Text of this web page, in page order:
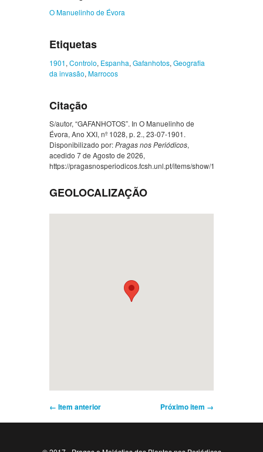
O Manuelinho de Évora
Etiquetas
1901, Controlo, Espanha, Gafanhotos, Geografia
da invasão, Marrocos
Citação
S/autor, “GAFANHOTOS”. In O Manuelinho de
Évora, Ano XXI, nº 1028, p. 2., 23-07-1901.
Disponibilizado por:Pragas nos Periódicos,
acedido 7 de Agosto de 2026,
https://pragasnosperiodicos.fcsh.unl.pt/items/show/1478
GEOLOCALIZAÇÃO
← Item anterior Próximo item →